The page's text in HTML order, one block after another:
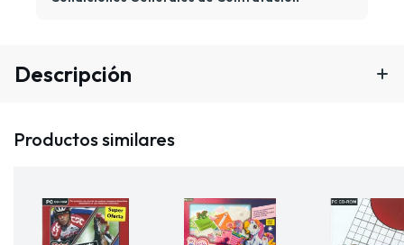
Descripción
Productos similares